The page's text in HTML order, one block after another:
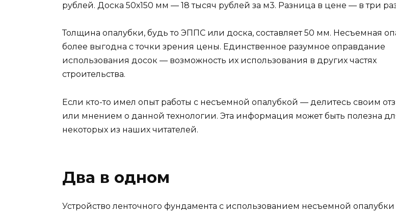
рублей. Доска 50х150 мм — 18 тысяч рублей за м3. Разница в цене — в три
Толщина опалубки, будь то ЭППС или доска, составляет 50 мм. Несъемная
более выгодна с точки зрения цены. Единственное разумное оправдание
использования досок — возможность их использования в других частях
строительства.
Если кто-то имел опыт работы с несъемной опалубкой — делитесь своим
или мнением о данной технологии. Эта информация может быть полезна
некоторых из наших читателей.
Два в одном
Устройство ленточного фундамента с использованием несъемной опалубки